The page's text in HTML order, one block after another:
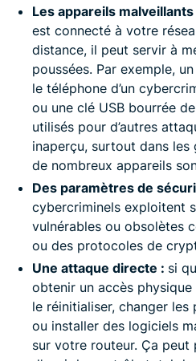
Les appareils malveillants
est connecté à votre
distance, il peut servir à
poussées. Par exemple,
le téléphone d’un
ou une clé USB bourrée
utilisés pour d’autres
inaperçu, surtout dans les
de nombreux appareils
Des paramètres de
cybercriminels exploitent
vulnérables ou obsolètes
ou des protocoles de
Une attaque directe : si
obtenir un accès
le réinitialiser, changer
ou installer des logiciels
sur votre routeur. Ça